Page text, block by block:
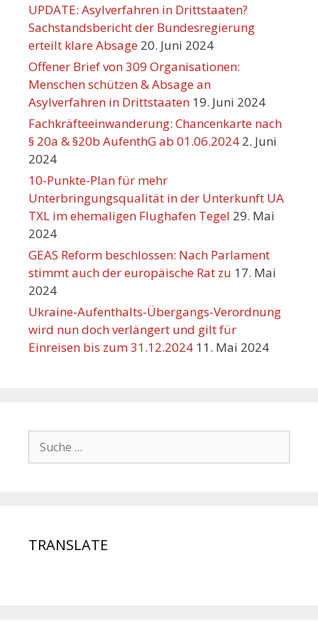
UPDATE: Asylverfahren in Drittstaaten?
Sachstandsbericht der Bundesregierung
erteilt klare Absage 20. Juni 2024
Offener Brief von 309 Organisationen:
Menschen schützen & Absage an
Asylverfahren in Drittstaaten 19. Juni 2024
Fachkräfteeinwanderung: Chancenkarte nach
§ 20a & §20b AufenthG ab 01.06.2024 2. Juni
2024
10-Punkte-Plan für mehr
Unterbringungsqualität in der Unterkunft UA
TXL im ehemaligen Flughafen Tegel 29. Mai
2024
GEAS Reform beschlossen: Nach Parlament
stimmt auch der europäische Rat zu 17. Mai
2024
Ukraine-Aufenthalts-Übergangs-Verordnung
wird nun doch verlängert und gilt für
Einreisen bis zum 31.12.2024 11. Mai 2024
TRANSLATE